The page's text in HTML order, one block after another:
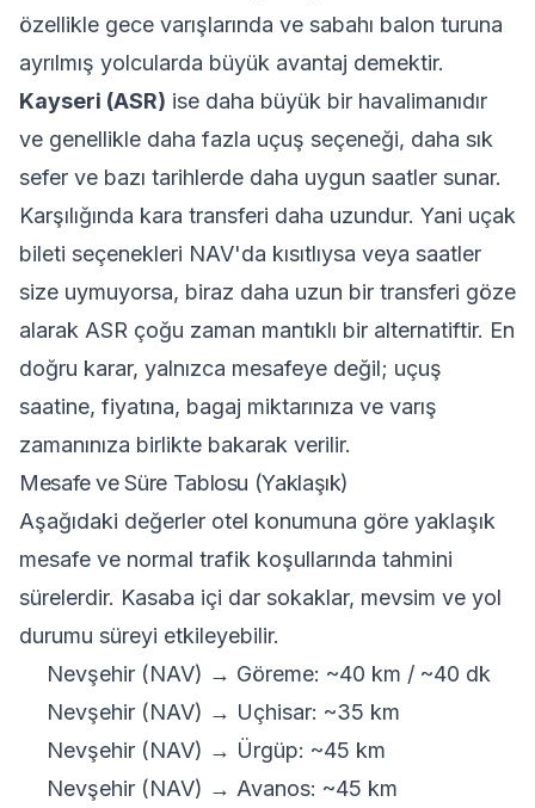
özellikle gece varışlarında ve sabahı balon turuna
ayrılmış yolcularda büyük avantaj demektir.
Kayseri (ASR) ise daha büyük bir havalimanıdır
ve genellikle daha fazla uçuş seçeneği, daha sık
sefer ve bazı tarihlerde daha uygun saatler sunar.
Karşılığında kara transferi daha uzundur. Yani uçak
bileti seçenekleri NAV'da kısıtlıysa veya saatler
size uymuyorsa, biraz daha uzun bir transferi göze
alarak ASR çoğu zaman mantıklı bir alternatiftir. En
doğru karar, yalnızca mesafeye değil; uçuş
saatine, fiyatına, bagaj miktarınıza ve varış
zamanınıza birlikte bakarak verilir.
Mesafe ve Süre Tablosu (Yaklaşık)
Aşağıdaki değerler otel konumuna göre yaklaşık
mesafe ve normal trafik koşullarında tahmini
sürelerdir. Kasaba içi dar sokaklar, mevsim ve yol
durumu süreyi etkileyebilir.
Nevşehir (NAV) → Göreme: ~40 km / ~40 dk
Nevşehir (NAV) → Uçhisar: ~35 km
Nevşehir (NAV) → Ürgüp: ~45 km
Nevşehir (NAV) → Avanos: ~45 km